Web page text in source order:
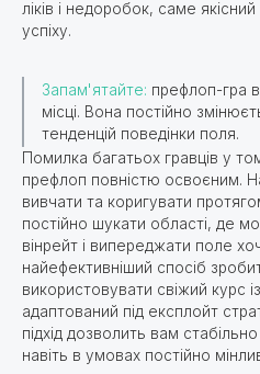
ліків і недоробок, саме
успіху.
Запам'ятайте: префлоп-гра в
місці. Вона постійно
тенденцій поведінки поля.
Помилка багатьох гравців у
префлоп повністю освоєним.
вивчати та коригувати
постійно шукати області, де
вінрейт і випереджати поле
найефективніший спосіб
використовувати свіжий курс
адаптований під експлойт
підхід дозволить вам
навіть в умовах постійно